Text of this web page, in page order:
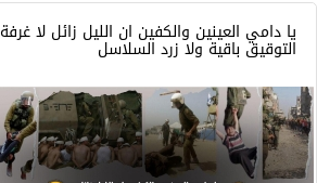
اقرأ المزيد
يا دامي العينين والكفين ان الليل زائل لا غرفة
التوقيق باقية ولا زرد السلاسل